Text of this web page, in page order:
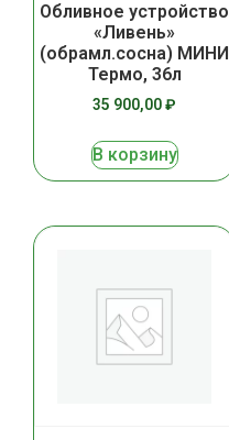
Обливное устройство
«Ливень»
(обрамл.сосна) МИНИ
Термо, 36л
35 900,00₽
В корзину